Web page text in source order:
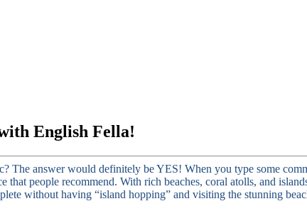
English Fella!
The answer would definitely be YES! When you type some
that people recommend. With rich beaches, coral atolls, and
without having “island hopping” and visiting the stunning